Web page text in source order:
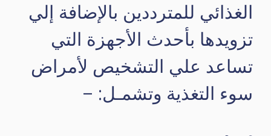
الغذائي للمترددين بالإضافة إلي
تزويدها بأحدث الأجهزة التي
تساعد علي التشخيص لأمراض
سوء التغذية وتشمـل: –